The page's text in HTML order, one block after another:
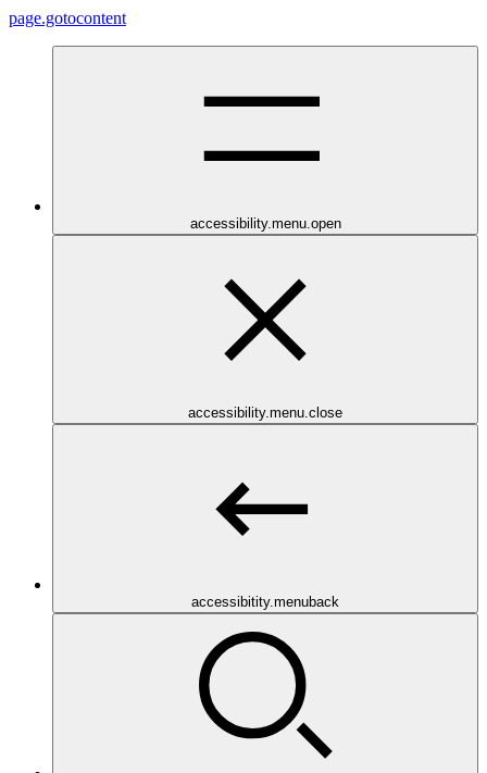
page.gotocontent
accessibility.menu.open
accessibility.menu.close
accessibitity.menuback